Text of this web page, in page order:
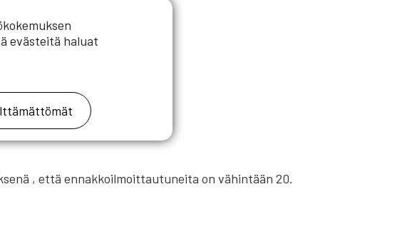
, että ennakkoilmoittautuneita on vähintään 20.
evästeitä haluat